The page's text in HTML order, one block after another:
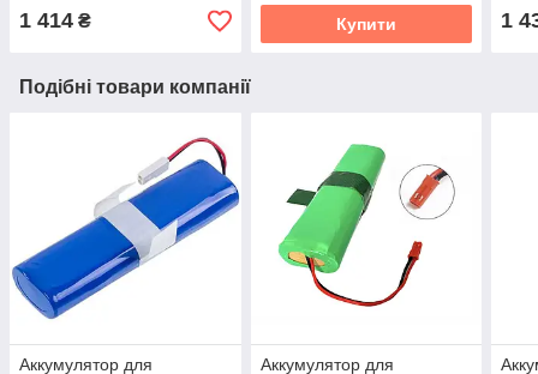
1 414 ₴ Купити 1
Подібні товари компанії
Аккумулятор для
Аккумулятор для